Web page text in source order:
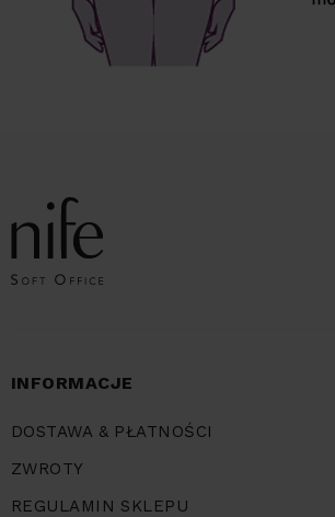
INFORMACJE
DOSTAWA & PŁATNOŚCI
ZWROTY
REGULAMIN SKLEPU